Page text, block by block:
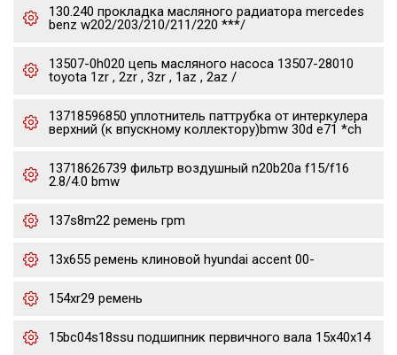
130.240 прокладка масляного радиатора mercedes
benz w202/203/210/211/220 ***/
13507-0h020 цепь масляного насоса 13507-28010
toyota 1zr , 2zr , 3zr , 1az , 2az /
13718596850 уплотнитель паттрубка от интеркулера
верхний (к впускному коллектору)bmw 30d e71 *ch
13718626739 фильтр воздушный n20b20a f15/f16
2.8/4.0 bmw
137s8m22 ремень грm
13x655 ремень клиновой hyundai accent 00-
154xr29 ремень
15bc04s18ssu подшипник первичного вала 15x40x14